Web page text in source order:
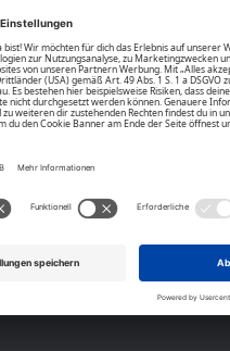
Links deine
Account für seine
für deinen Log-In nur
E-Mails, die dich zur